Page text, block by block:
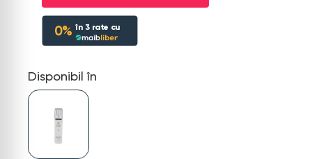
0% în 3rate cu
Disponibil în